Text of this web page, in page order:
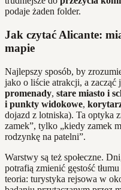
podaje żaden folder.
Jak czytać Alicante:
mapie
Najlepszy sposób, by
jako o liście atrakcji, a zacząć
promenady, stare miasto i
i punkty widokowe,
dojazd z lotniska). Ta optyka
zamek”, tylko „kiedy zamek
rodzynkę na patelni”.
Warstwy są też społeczne.
potrafią zmienić gęstość
teoria: turystyka rejsowa w